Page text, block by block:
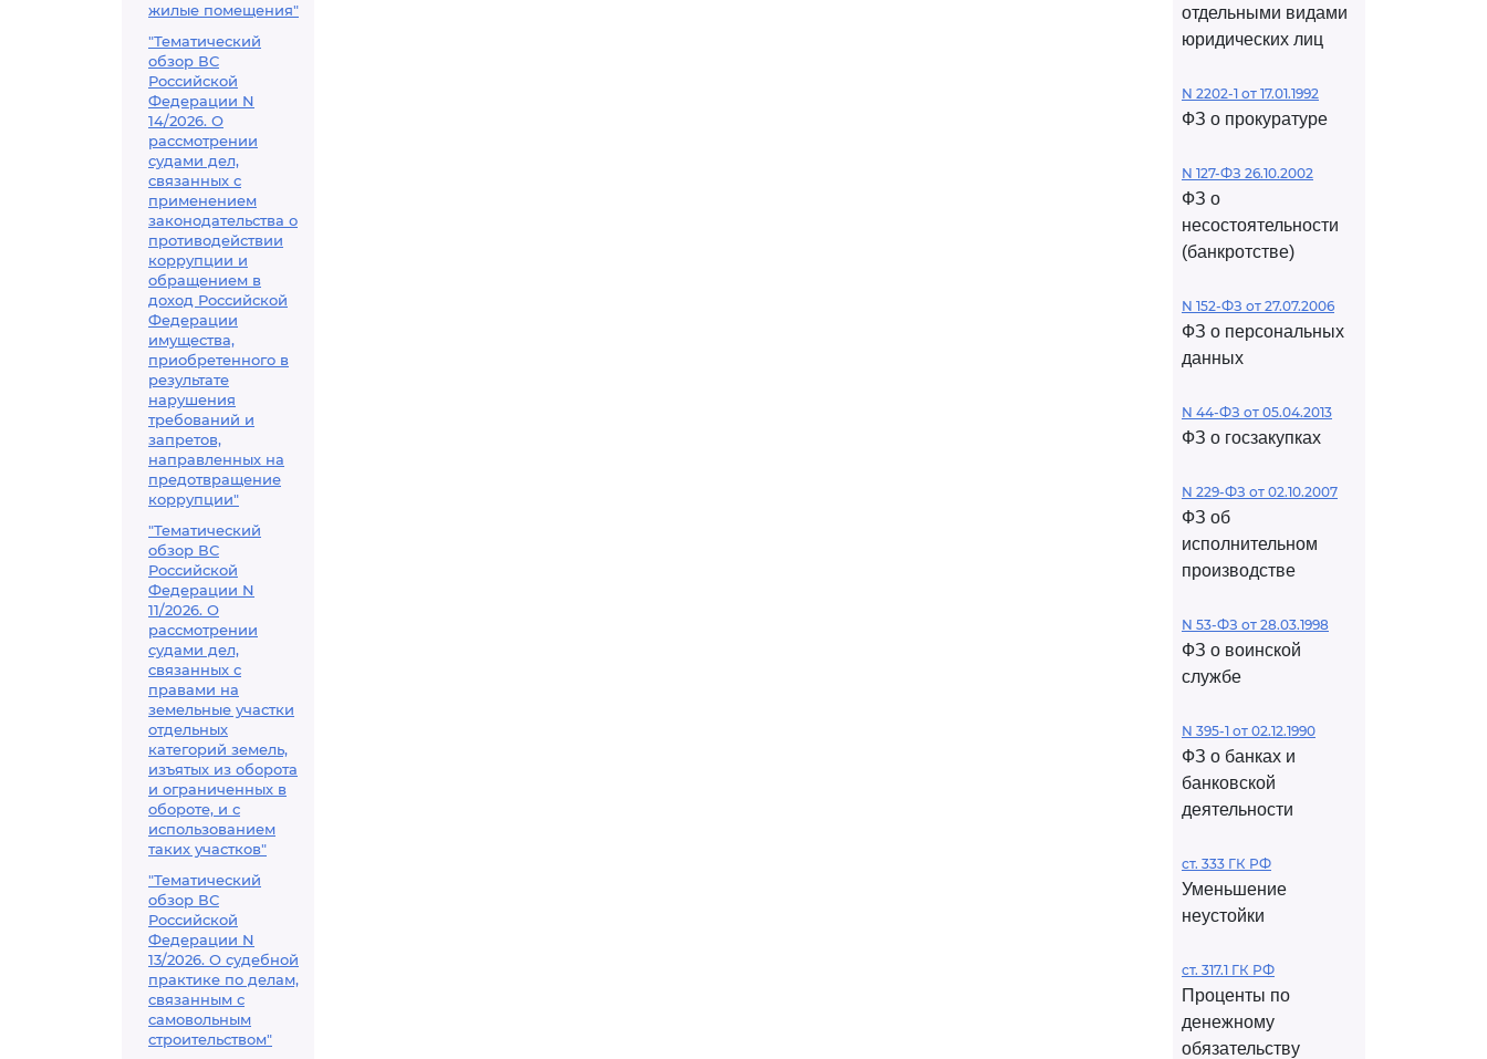
жилые помещения"
"Тематический
обзор ВС
Российской
Федерации N
14/2026. О
рассмотрении
судами дел,
связанных с
применением
законодательства о
противодействии
коррупции и
обращением в
доход Российской
Федерации
имущества,
приобретенного в
результате
нарушения
требований и
запретов,
направленных на
предотвращение
коррупции"
"Тематический
обзор ВС
Российской
Федерации N
11/2026. О
рассмотрении
судами дел,
связанных с
правами на
земельные участки
отдельных
категорий земель,
изъятых из оборота
и ограниченных в
обороте, и с
использованием
таких участков"
"Тематический
обзор ВС
Российской
Федерации N
13/2026. О судебной
практике по делам,
связанным с
самовольным
строительством"
отдельными видами
юридических лиц
N 2202-1 от 17.01.1992
ФЗ о прокуратуре
N 127-ФЗ 26.10.2002
ФЗ о
несостоятельности
(банкротстве)
N 152-ФЗ от 27.07.2006
ФЗ о персональных
данных
N 44-ФЗ от 05.04.2013
ФЗ о госзакупках
N 229-ФЗ от 02.10.2007
ФЗ об
исполнительном
производстве
N 53-ФЗ от 28.03.1998
ФЗ о воинской
службе
N 395-1 от 02.12.1990
ФЗ о банках и
банковской
деятельности
ст. 333 ГК РФ
Уменьшение
неустойки
ст. 317.1 ГК РФ
Проценты по
денежному
обязательству